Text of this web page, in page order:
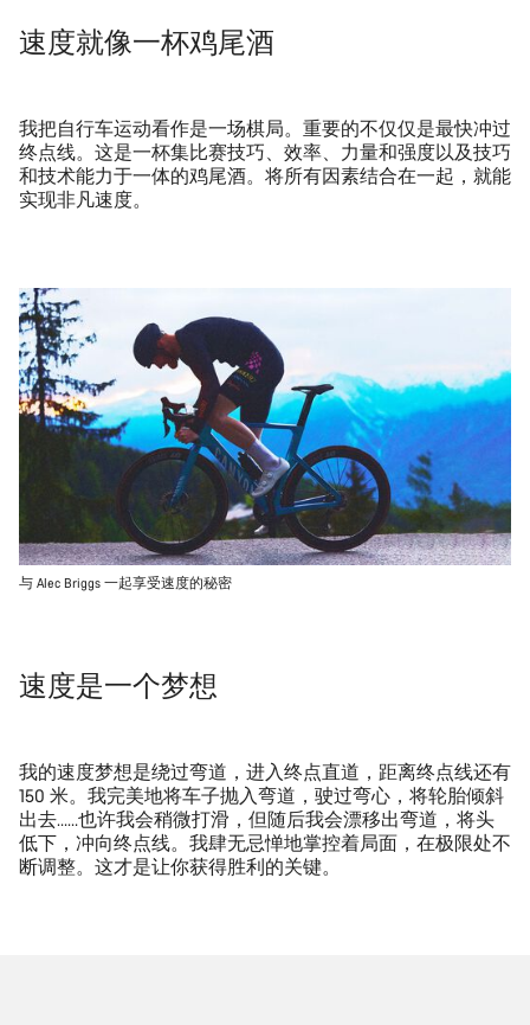
速度就像一杯鸡尾酒
我把自行车运动看作是一场棋局。重要的不仅仅是最快冲过
终点线。这是一杯集比赛技巧、效率、力量和强度以及技巧
和技术能力于一体的鸡尾酒。将所有因素结合在一起，就能
实现非凡速度。
与 Alec Briggs 一起享受速度的秘密
速度是一个梦想
我的速度梦想是绕过弯道，进入终点直道，距离终点线还有
150 米。我完美地将车子抛入弯道，驶过弯心，将轮胎倾斜
出去……也许我会稍微打滑，但随后我会漂移出弯道，将头
低下，冲向终点线。我肆无忌惮地掌控着局面，在极限处不
断调整。这才是让你获得胜利的关键。